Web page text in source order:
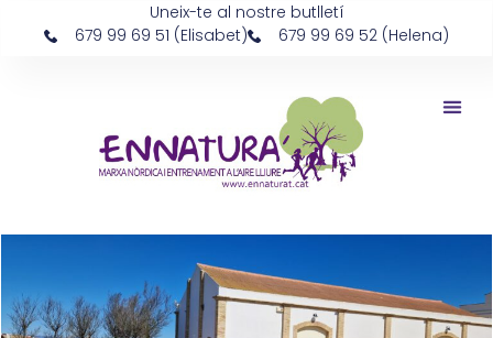
Uneix-te al nostre butlletí
679 99 69 51 (Elisabet)
679 99 69 52 (Helena)